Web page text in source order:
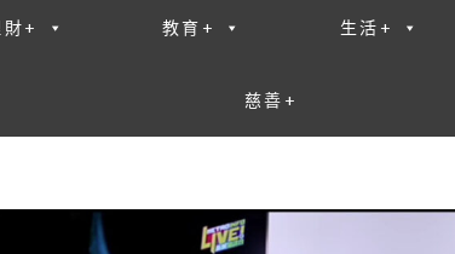
財+ 教育+ 生活+
慈善+